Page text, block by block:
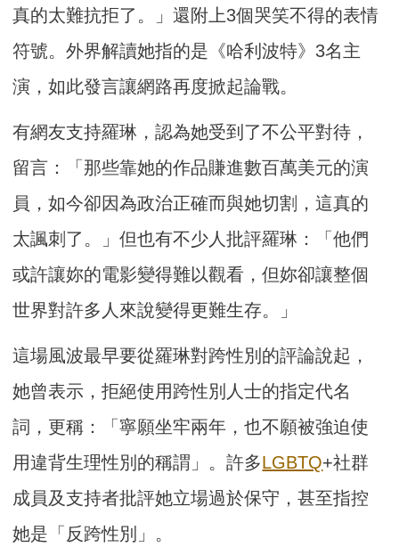
真的太難抗拒了。」還附上3個哭笑不得的表情
符號。外界解讀她指的是《哈利波特》3名主
演，如此發言讓網路再度掀起論戰。
有網友支持羅琳，認為她受到了不公平對待，
留言：「那些靠她的作品賺進數百萬美元的演
員，如今卻因為政治正確而與她切割，這真的
太諷刺了。」但也有不少人批評羅琳：「他們
或許讓妳的電影變得難以觀看，但妳卻讓整個
世界對許多人來說變得更難生存。」
這場風波最早要從羅琳對跨性別的評論說起，
她曾表示，拒絕使用跨性別人士的指定代名
詞，更稱：「寧願坐牢兩年，也不願被強迫使
用違背生理性別的稱謂」。許多LGBTQ+社群
成員及支持者批評她立場過於保守，甚至指控
她是「反跨性別」。